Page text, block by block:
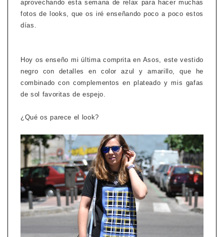
aprovechando esta semana de relax para hacer muchas
fotos de looks, que os iré enseñando poco a poco estos
días.
Hoy os enseño mi última comprita en Asos, este vestido
negro con detalles en color azul y amarillo, que he
combinado con complementos en plateado y mis gafas
de sol favoritas de espejo.
¿Qué os parece el look?